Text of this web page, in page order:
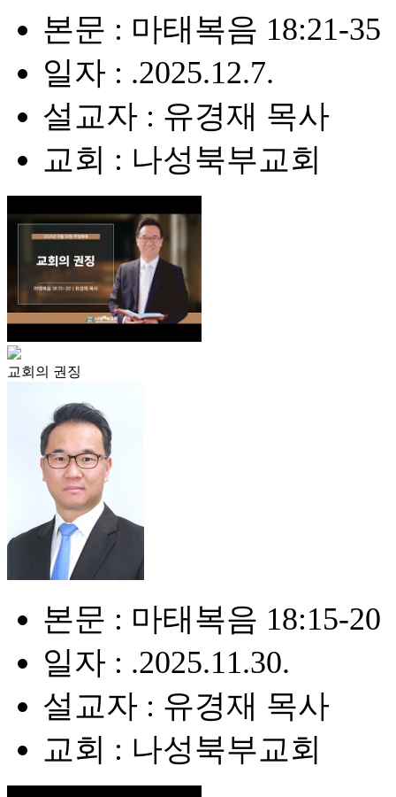
본문 : 마태복음 18:21-35
일자 : .2025.12.7.
설교자 : 유경재 목사
교회 : 나성북부교회
교회의 권징
본문 : 마태복음 18:15-20
일자 : .2025.11.30.
설교자 : 유경재 목사
교회 : 나성북부교회